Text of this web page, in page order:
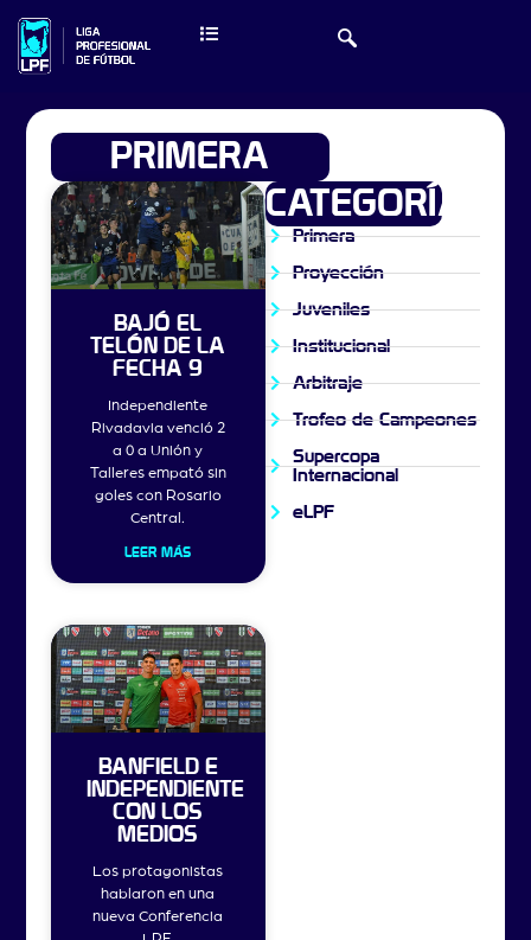
PRIMERA
BAJÓ EL
TELÓN DE LA
FECHA 9
Independiente
Rivadavia venció 2
a 0 a Unión y
Talleres empató sin
goles con Rosario
Central.
LEER MÁS
BANFIELD E
INDEPENDIENTE
CON LOS
MEDIOS
Los protagonistas
hablaron en una
nueva Conferencia
CATEGORÍAS
Primera
Proyección
Juveniles
Institucional
Arbitraje
Trofeo de Campeones
Supercopa
Internacional
eLPF